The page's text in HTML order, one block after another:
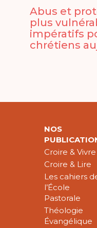
Abus et
plus
impératifs
chrétiens
NOS
Croire & Vivre
Croire & Lire
Les cahiers
l’École
Pastorale
Théologie
Évangélique